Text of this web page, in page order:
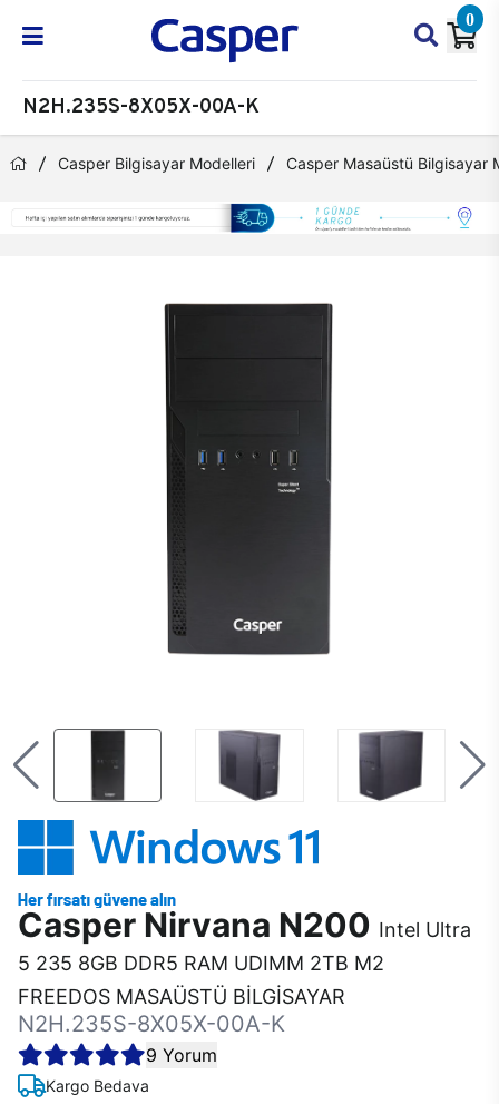
0
N2H.235S-8X05X-00A-K
Casper Bilgisayar Modelleri Casper Masaüstü Bilgisayar
Casper Nirvana N200 Intel Ultra
5 235 8GB DDR5 RAM UDIMM 2TB M2
FREEDOS MASAÜSTÜ BİLGİSAYAR
N2H.235S-8X05X-00A-K
9 Yorum
Kargo Bedava